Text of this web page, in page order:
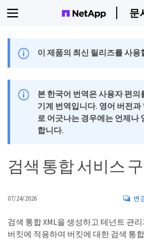
문
이 제품의 최신 릴리즈를 사용
본 한국어 번역은 사용자 편의
기계 번역입니다. 영어 버전과
로 어긋나는 경우에는 언제나
합니다.
검색 통합 서비스
07/24/2026 변
검색 통합 XML을 생성하고 테넌트 관
버킷에 적용하여 버킷에 대한 검색 통